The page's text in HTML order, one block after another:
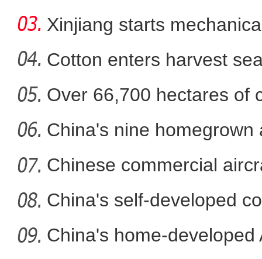
斑斓秋色怡人 油画般风
in
Xinjiang starts
Cotton enters harvest
Over 66,700 hectares of
mech
China's nine homegrown
in
Chinese commercial
fli
China's self-developed
co
China's home-